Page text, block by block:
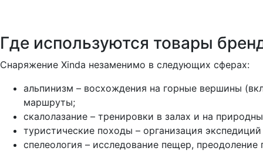
Где используются товары
Снаряжение Xinda незаменимо в следующих сферах:
альпинизм – восхождения на горные вершины
маршруты;
скалолазание – тренировки в залах и на
туристические походы – организация
спелеология – исследование пещер,